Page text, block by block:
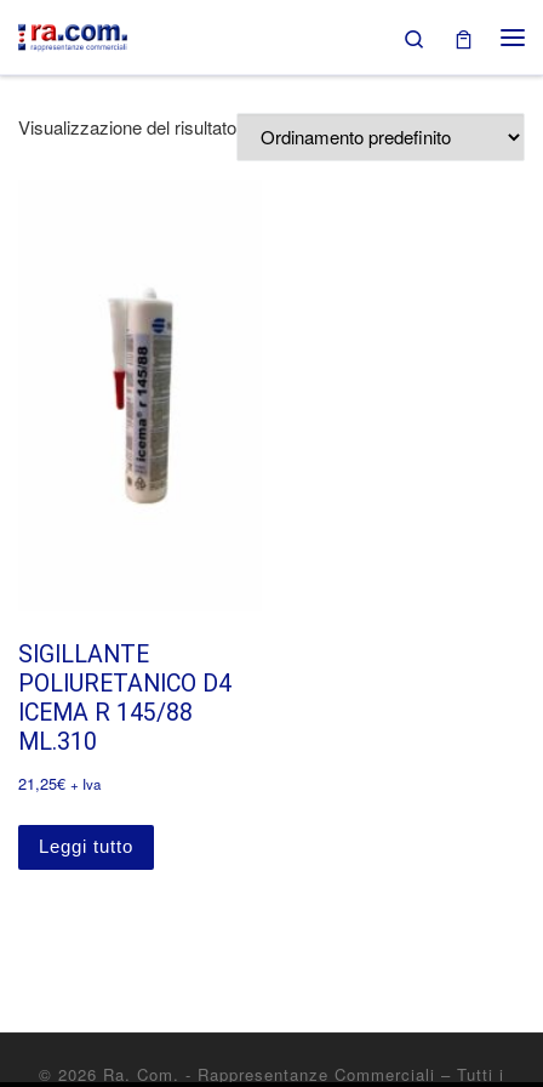
Passa al contenuto Search
Visualizzazione del risultato
SIGILLANTE
POLIURETANICO D4
ICEMA R 145/88
ML.310
21,25€ + Iva
Leggi tutto
© 2026 Ra. Com. - Rappresentanze Commerciali – Tutti i